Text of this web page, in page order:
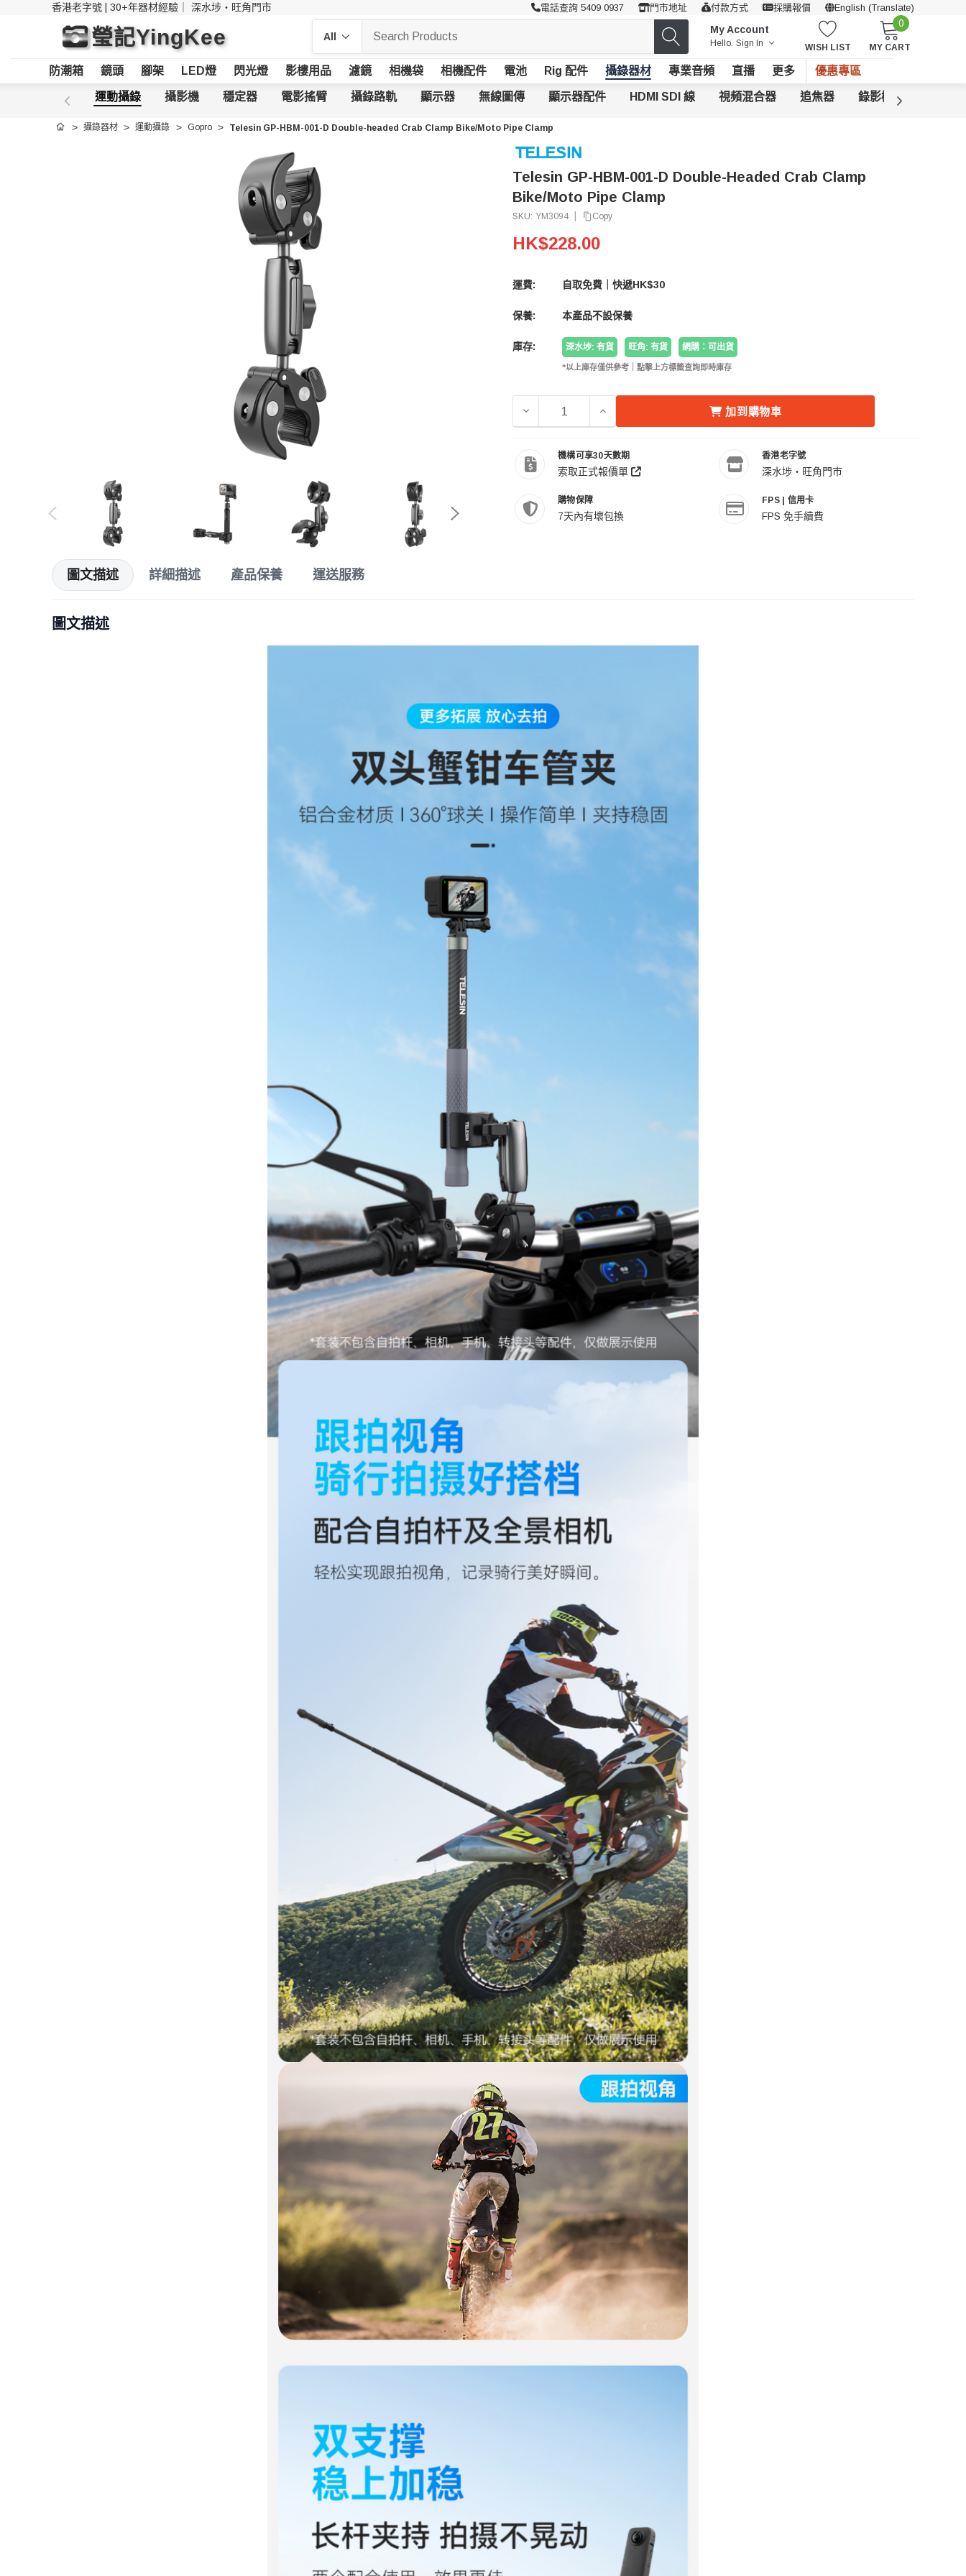
香港老字號 | 30+年器材經驗｜ 深水埗・旺角門市 電話查詢 5409 0937 門市地址 付款方式 採購報價 English (Translate)
瑩記YingKee My Account
Hello. Sign In WISH LIST
0
MY CART
防潮箱 鏡頭 腳架 LED燈 閃光燈 影樓用品 濾鏡 相機袋 相機配件 電池 Rig 配件 攝錄器材 專業音頻 直播 更多 優惠專區
運動攝錄 攝影機 穩定器 電影搖臂 攝錄路軌 顯示器 無線圖傳 顯示器配件 HDMI SDI 線 視頻混合器 追焦器 錄影機
首頁 攝錄器材 運動攝錄 Gopro Telesin GP-HBM-001-D Double-headed Crab Clamp Bike/Moto Pipe Clamp
Telesin GP-HBM-001-D Double-Headed Crab Clamp
Bike/Moto Pipe Clamp
SKU: YM3094 Copy
HK$228.00
運費: 自取免費｜快遞HK$30
保養: 本產品不設保養
庫存: 深水埗: 有貨 旺角: 有貨 網購：可出貨
*以上庫存僅供參考｜點擊上方標籤查詢即時庫存
減少 TELESIN GP-HBM-001-D DOUBLE-HEADED CRAB CLAMP BIKE/MOTO
增加 TELESIN GP-HBM-001-D DOUBLE-HEADED CRAB CLAMP
加到購物車
機構可享30天數期
索取正式報價單
香港老字號
深水埗・旺角門市
購物保障
7天內有壞包換
FPS | 信用卡
FPS 免手續費
圖文描述 詳細描述 產品保養 運送服務
圖文描述